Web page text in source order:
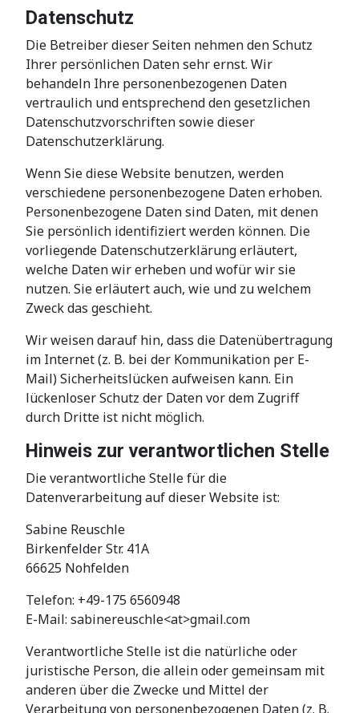
Datenschutz
Die Betreiber dieser Seiten nehmen den Schutz
Ihrer persönlichen Daten sehr ernst. Wir
behandeln Ihre personenbezogenen Daten
vertraulich und entsprechend den gesetzlichen
Datenschutzvorschriften sowie dieser
Datenschutzerklärung.
Wenn Sie diese Website benutzen, werden
verschiedene personenbezogene Daten erhoben.
Personenbezogene Daten sind Daten, mit denen
Sie persönlich identifiziert werden können. Die
vorliegende Datenschutzerklärung erläutert,
welche Daten wir erheben und wofür wir sie
nutzen. Sie erläutert auch, wie und zu welchem
Zweck das geschieht.
Wir weisen darauf hin, dass die Datenübertragung
im Internet (z. B. bei der Kommunikation per E-
Mail) Sicherheitslücken aufweisen kann. Ein
lückenloser Schutz der Daten vor dem Zugriff
durch Dritte ist nicht möglich.
Hinweis zur verantwortlichen Stelle
Die verantwortliche Stelle für die
Datenverarbeitung auf dieser Website ist:
Sabine Reuschle
Birkenfelder Str. 41A
66625 Nohfelden
Telefon: +49-175 6560948
E-Mail: sabinereuschle<at>gmail.com
Verantwortliche Stelle ist die natürliche oder
juristische Person, die allein oder gemeinsam mit
anderen über die Zwecke und Mittel der
Verarbeitung von personenbezogenen Daten (z. B.